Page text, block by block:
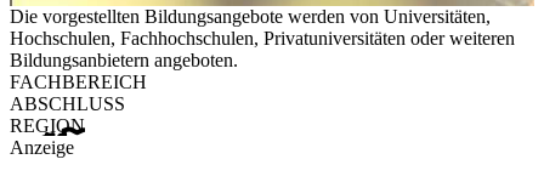
Die vorgestellten Bildungsangebote werden von Universitäten,
Hochschulen, Fachhochschulen, Privatuniversitäten oder weiteren
Bildungsanbietern angeboten.
FACHBEREICH
ABSCHLUSS
REGION
Anzeige